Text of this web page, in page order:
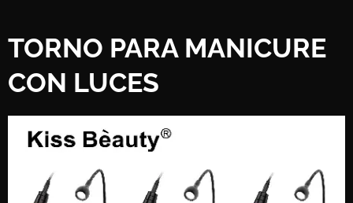
TORNO PARA MANICURE
CON LUCES